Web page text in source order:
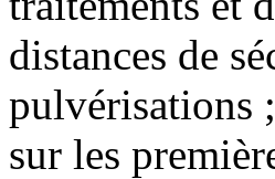
distances de
pulvérisations
sur les